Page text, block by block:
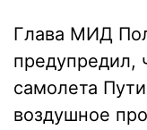
Глава МИД
предупредил,
самолета
воздушное